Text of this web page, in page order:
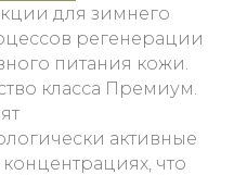
для зимнего
регенерации
питания кожи.
класса Премиум.
активные
что